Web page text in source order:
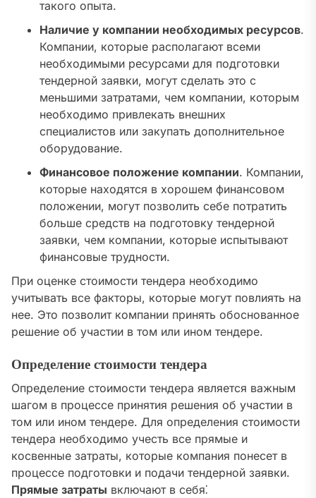
такого опыта.
Наличие у компании необходимых ресурсов.
Компании, которые располагают всеми
необходимыми ресурсами для подготовки
тендерной заявки, могут сделать это с
меньшими затратами, чем компании, которым
необходимо привлекать внешних
специалистов или закупать дополнительное
оборудование.
Финансовое положение компании. Компании,
которые находятся в хорошем финансовом
положении, могут позволить себе потратить
больше средств на подготовку тендерной
заявки, чем компании, которые испытывают
финансовые трудности.
При оценке стоимости тендера необходимо
учитывать все факторы, которые могут повлиять на
нее. Это позволит компании принять обоснованное
решение об участии в том или ином тендере.
Определение стоимости тендера
Определение стоимости тендера является важным
шагом в процессе принятия решения об участии в
том или ином тендере. Для определения стоимости
тендера необходимо учесть все прямые и
косвенные затраты, которые компания понесет в
процессе подготовки и подачи тендерной заявки.
Прямые затраты включают в себя⁚